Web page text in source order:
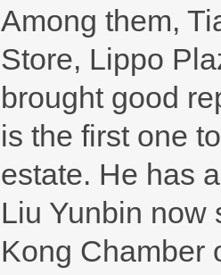
Among them,
Store, Lippo
brought good
is the first one
estate. He has
Liu Yunbin now
Kong Chamber